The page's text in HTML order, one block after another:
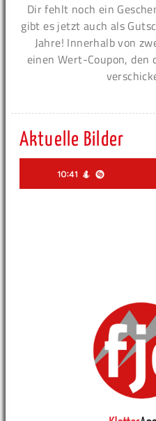
Dir fehlt noch ein
gibt es jetzt auch als
Jahre! Innerhalb von
einen Wert-Coupon, den
Aktuelle Bilder